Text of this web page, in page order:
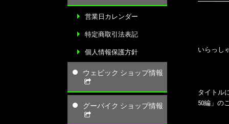
営業日カレンダー
特定商取引法表記
個人情報保護方針
ウェビック ショップ情報
グーバイク ショップ情報
いらっし
タイトル
50編」の